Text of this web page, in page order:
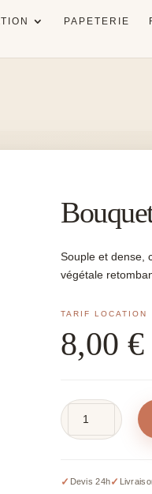
PAPETERIE
Souple et dense,
végétale
8,00€
lierre
✓ Devis 24h✓